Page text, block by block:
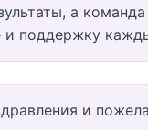
а
и поддержку
и